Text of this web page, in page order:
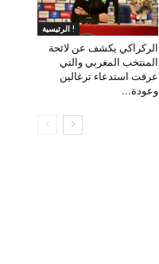
الرئيسية !
الركراكي يكشف عن لائحة
المنتخب المغربي والتي
عرفت استدعاء ترغالين
وعودة...